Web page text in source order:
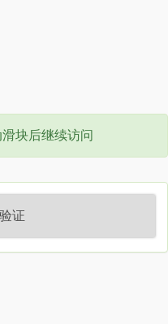
块后继续访问
证